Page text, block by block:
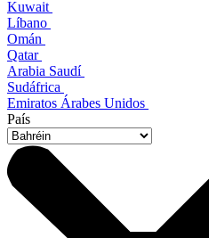
Kuwait
Líbano
Omán
Qatar
Arabia Saudí
Sudáfrica
Emiratos Árabes Unidos
País